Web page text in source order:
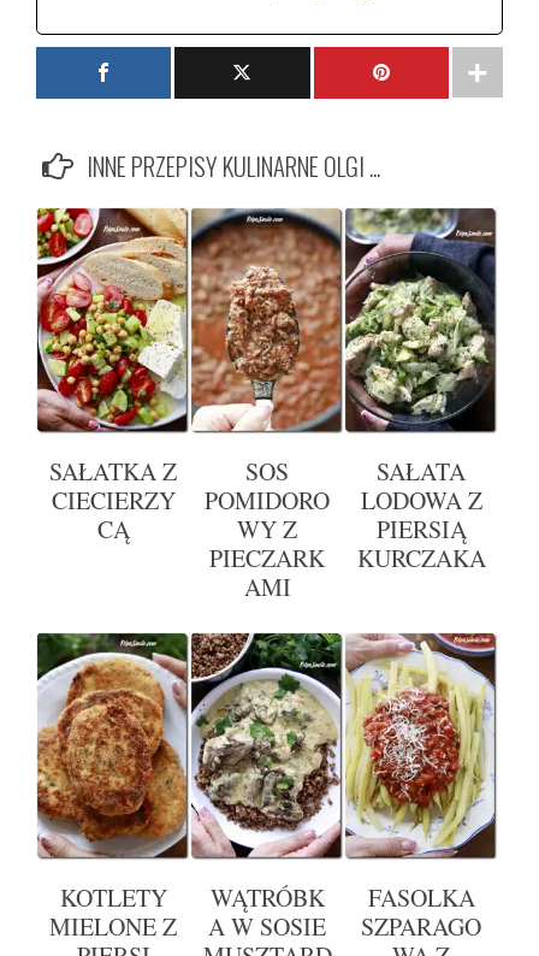
INNE PRZEPISY KULINARNE OLGI ...
SAŁATKA Z
CIECIERZY
CĄ
SOS
POMIDORO
WY Z
PIECZARK
AMI
SAŁATA
LODOWA Z
PIERSIĄ
KURCZAKA
KOTLETY
MIELONE Z
WĄTRÓBK
A W SOSIE
FASOLKA
SZPARAGO